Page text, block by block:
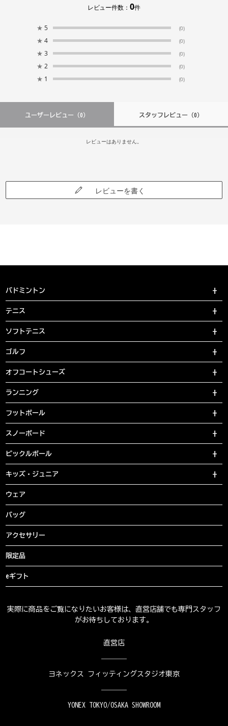
レビュー件数：0件
★ 5 (0)
★ 4 (0)
★ 3 (0)
★ 2 (0)
★ 1 (0)
ユーザーレビュー （0） スタッフレビュー（0）
レビューはありません。
レビューを書く
バドミントン
テニス
ソフトテニス
ゴルフ
オフコートシューズ
ランニング
フットボール
スノーボード
ピックルボール
キッズ・ジュニア
ウェア
バッグ
アクセサリー
限定品
eギフト
実際に商品をご覧になりたいお客様は、直営店舗でも専門スタッフ
がお待ちしております。
直営店
ヨネックス フィッティングスタジオ東京
YONEX TOKYO/OSAKA SHOWROOM